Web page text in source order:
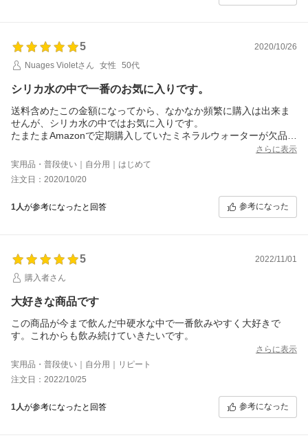
5
2020/10/26
Nuages Violetさん
女性 50代
シリカ水の中で一番のお気に入りです。
送料含めたこの金額になってから、なかなか頻繁に購入は出来ま
せんが、シリカ水の中ではお気に入りです。
たまたまAmazonで定期購入していたミネラルウォーターが欠品し
飲みやすく、九州の深蒸し茶に非常に合います。
さらに表示
実用品・普段使い｜自分用｜はじめて
注文日：2020/10/20
1人が参考になったと回答 参考になった
5
2022/11/01
購入者さん
大好きな商品です
この商品が今まで飲んだ中硬水な中で一番飲みやすく大好きで
す。これからも飲み続けていきたいです。
さらに表示
実用品・普段使い｜自分用｜リピート
注文日：2022/10/25
1人が参考になったと回答 参考になった